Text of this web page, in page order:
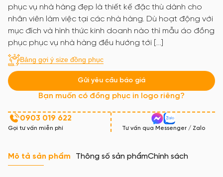
phục vụ nhà hàng đẹp là thiết kế đặc thù dành cho
nhân viên làm việc tại các nhà hàng. Dù hoạt động với
mục đích và hình thức kinh doanh nào thì mẫu áo đồng
phục phục vụ nhà hàng đều hướng tới […]
Bảng gợi ý size đồng phục
Gửi yêu cầu báo giá
Bạn muốn có đồng phục in logo riêng?
0903 019 622
Gọi tư vấn miễn phí Tư vấn qua Messenger / Zalo
Mô tả sản phẩm Thông số sản phẩmChính sách